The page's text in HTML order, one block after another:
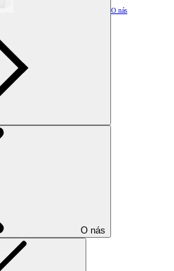
O nás
O nás